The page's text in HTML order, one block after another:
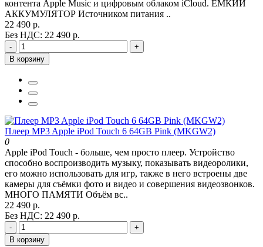
контента Apple Music и цифровым облаком iCloud. ЁМКИЙ
АККУМУЛЯТОР Источником питания ..
22 490 р.
Без НДС: 22 490 р.
-
+
В корзину
Плеер MP3 Apple iPod Touch 6 64GB Pink (MKGW2)
0
Apple iPod Touch - больше, чем просто плеер. Устройство
способно воспроизводить музыку, показывать видеоролики,
его можно использовать для игр, также в него встроены две
камеры для съёмки фото и видео и совершения видеозвонков.
МНОГО ПАМЯТИ Объём вс..
22 490 р.
Без НДС: 22 490 р.
-
+
В корзину